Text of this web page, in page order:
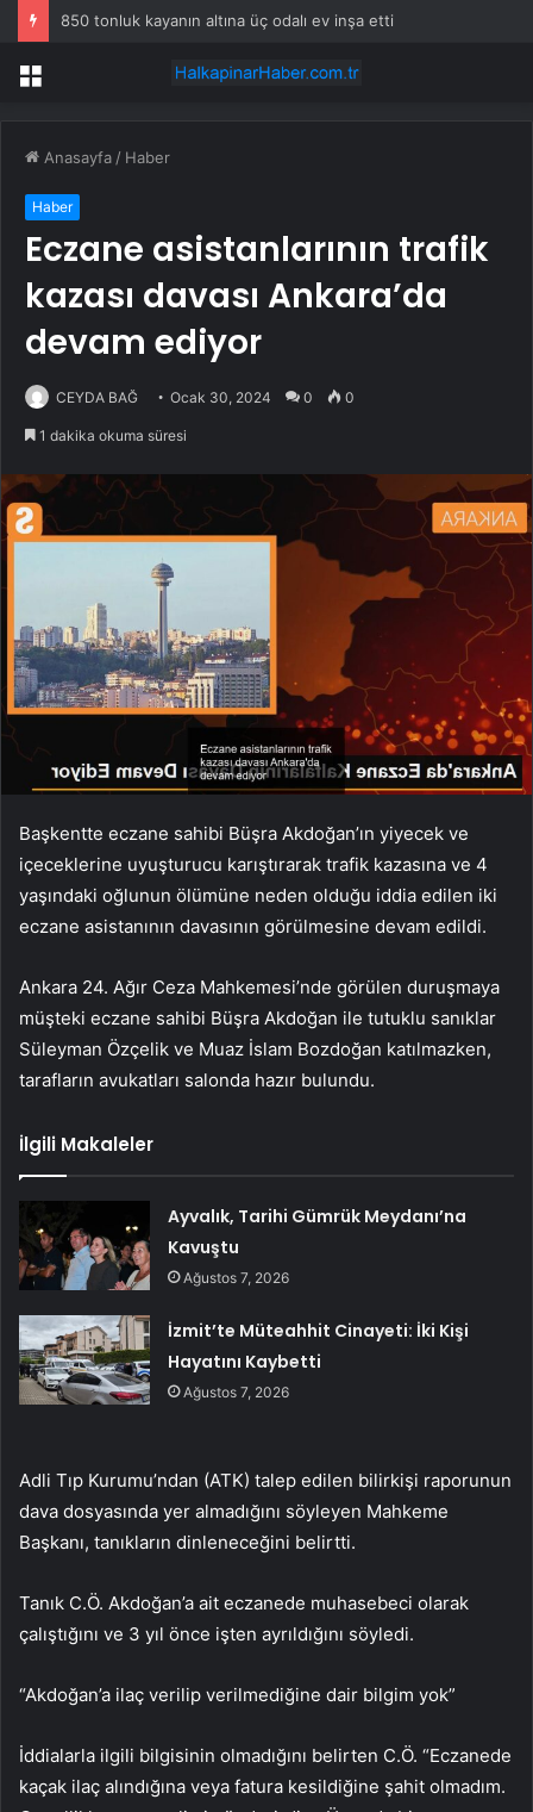
850 tonluk kayanın altına üç odalı ev inşa etti
Menü
Anasayfa / Haber
Haber
Eczane asistanlarının trafik
kazası davası Ankara’da
devam ediyor
CEYDA BAĞ Ocak 30, 2024 0 0
1 dakika okuma süresi
Başkentte eczane sahibi Büşra Akdoğan’ın yiyecek ve
içeceklerine uyuşturucu karıştırarak trafik kazasına ve 4
yaşındaki oğlunun ölümüne neden olduğu iddia edilen iki
eczane asistanının davasının görülmesine devam edildi.
Ankara 24. Ağır Ceza Mahkemesi’nde görülen duruşmaya
müşteki eczane sahibi Büşra Akdoğan ile tutuklu sanıklar
Süleyman Özçelik ve Muaz İslam Bozdoğan katılmazken,
tarafların avukatları salonda hazır bulundu.
İlgili Makaleler
Ayvalık, Tarihi Gümrük Meydanı’na
Kavuştu
Ağustos 7, 2026
İzmit’te Müteahhit Cinayeti: İki Kişi
Hayatını Kaybetti
Ağustos 7, 2026
Adli Tıp Kurumu’ndan (ATK) talep edilen bilirkişi raporunun
dava dosyasında yer almadığını söyleyen Mahkeme
Başkanı, tanıkların dinleneceğini belirtti.
Tanık C.Ö. Akdoğan’a ait eczanede muhasebeci olarak
çalıştığını ve 3 yıl önce işten ayrıldığını söyledi.
“Akdoğan’a ilaç verilip verilmediğine dair bilgim yok”
İddialarla ilgili bilgisinin olmadığını belirten C.Ö. “Eczanede
kaçak ilaç alındığına veya fatura kesildiğine şahit olmadım.